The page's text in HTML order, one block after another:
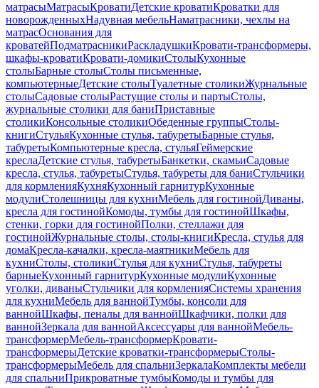
матрасыМатрасыКроватиДетские кроватиКроватки для
новорожденныхНадувная мебельНаматрасники, чехлы на
матрасОснования для
кроватейПодматрасникиРаскладушкиКровати-трансформеры,
шкафы-кроватиКровати-домикиСтолыКухонные
столыБарные столыСтолы письменные,
компьютерныеДетские столыТуалетные столикиЖурнальные
столыСадовые столыРастущие столы и партыСтолы,
журнальные столики для баниПриставные
столикиКонсольные столикиОбеденные группыСтолы-
книгиСтульяКухонные стулья, табуретыБарные стулья,
табуретыКомпьютерные кресла, стульяГеймерские
креслаДетские стулья, табуретыБанкетки, скамьиСадовые
кресла, стулья, табуретыСтулья, табуреты для баниСтульчики
для кормленияКухняКухонный гарнитурКухонные
модулиСтолешницы для кухниМебель для гостинойДиваны,
кресла для гостинойКомоды, тумбы для гостинойШкафы,
стенки, горки для гостинойПолки, стеллажи для
гостинойЖурнальные столы, столы-книгиКресла, стулья для
домаКресла-качалки, кресла-маятникиМебель для
кухниСтолы, столикиСтулья для кухниСтулья, табуреты
барныеКухонный гарнитурКухонные модулиКухонные
уголки, диваныСтульчики для кормленияСистемы хранения
для кухниМебель для ваннойТумбы, консоли для
ваннойШкафы, пеналы для ваннойШкафчики, полки для
ваннойЗеркала для ваннойАксессуары для ваннойМебель-
трансформерМебель-трансформерКровати-
трансформерыДетские кроватки-трансформерыСтолы-
трансформерыМебель для спальниЗеркалаКомплекты мебели
для спальниПрикроватные тумбыКомоды и тумбы для